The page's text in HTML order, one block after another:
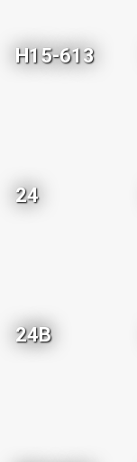
H15-613
24
24B